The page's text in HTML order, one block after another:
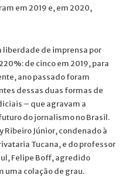
em 2019 e, em 2020,
liberdade de imprensa por
de cinco em 2019, para
ano passado foram
dessas duas formas de
– que agravam a
do jornalismo no Brasil.
Ribeiro Júnior, condenado à
Tucana, e do professor
Felipe Boff, agredido
uma colação de grau.